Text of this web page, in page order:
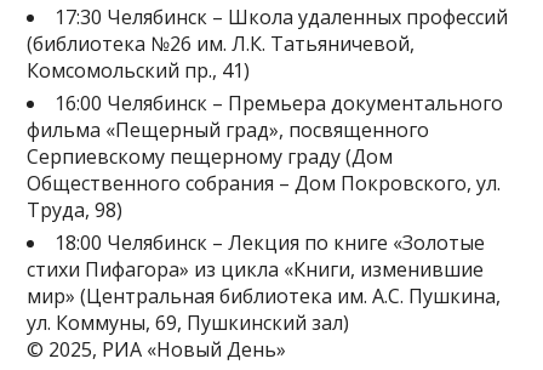
17:30 Челябинск – Школа удаленных профессий
(библиотека №26 им. Л.К. Татьяничевой,
Комсомольский пр., 41)
16:00 Челябинск – Премьера документального
фильма «Пещерный град», посвященного
Серпиевскому пещерному граду (Дом
Общественного собрания – Дом Покровского, ул.
Труда, 98)
18:00 Челябинск – Лекция по книге «Золотые
стихи Пифагора» из цикла «Книги, изменившие
мир» (Центральная библиотека им. А.С. Пушкина,
ул. Коммуны, 69, Пушкинский зал)
© 2025, РИА «Новый День»